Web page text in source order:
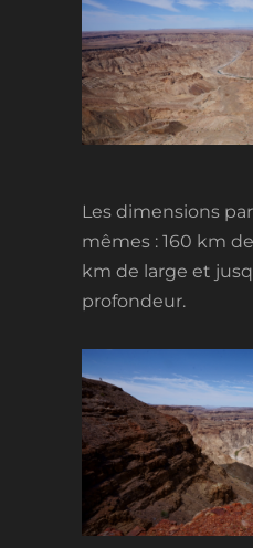
Les dimensions
mêmes : 160 km
km de large et
profondeur.